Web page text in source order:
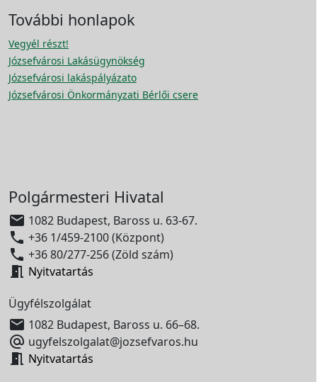
További honlapok
Vegyél részt!
Józsefvárosi Lakásügynökség
Józsefvárosi lakáspályázato
Józsefvárosi Önkormányzati Bérlői csere
Polgármesteri Hivatal
 1082 Budapest, Baross u. 63-67.
 +36 1/459-2100 (Központ)
 +36 80/277-256 (Zöld szám)
 Nyitvatartás
Ügyfélszolgálat
 1082 Budapest, Baross u. 66–68.
 ugyfelszolgalat@jozsefvaros.hu
 Nyitvatartás